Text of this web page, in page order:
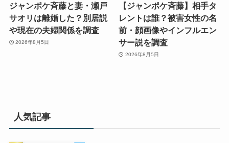
ジャンポケ斉藤と妻・瀬戸
サオリは離婚した？別居説
や現在の夫婦関係を調査
2026年8月5日
【ジャンポケ斉藤】相手タ
レントは誰？被害女性の名
前・顔画像やインフルエン
サー説を調査
2026年8月5日
人気記事